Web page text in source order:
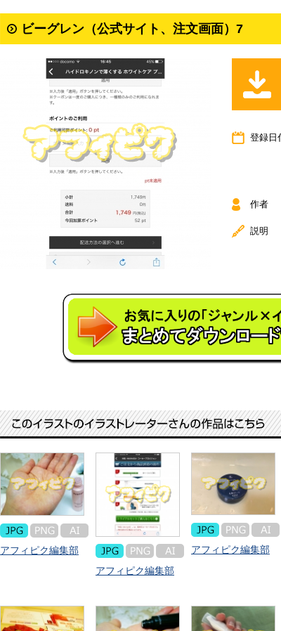
ビーグレン（公式サイト、注文画面）7
登録日
作者
説明
アフィピク編集部
アフィピク編集部
アフィピク編集部